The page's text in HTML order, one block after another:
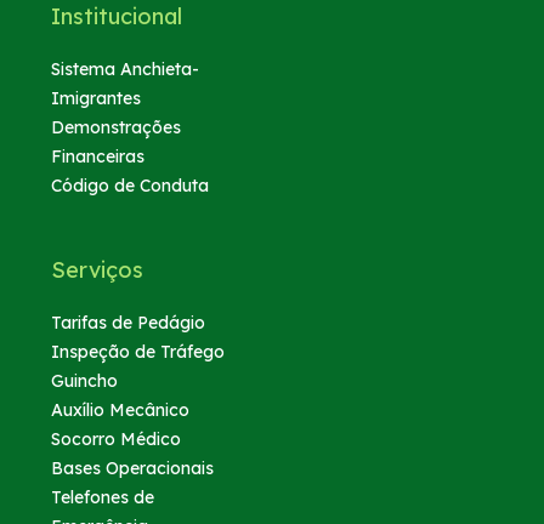
Institucional
Sistema Anchieta-
Imigrantes
Demonstrações
Financeiras
Código de Conduta
Serviços
Tarifas de Pedágio
Inspeção de Tráfego
Guincho
Auxílio Mecânico
Socorro Médico
Bases Operacionais
Telefones de